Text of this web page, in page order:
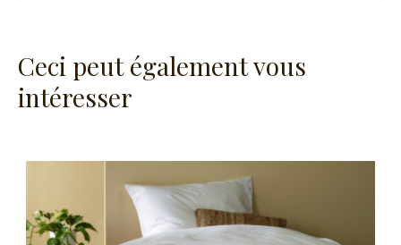
Ceci peut également vous
intéresser